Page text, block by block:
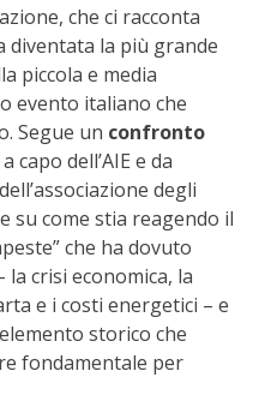
che ci racconta
diventata la più grande
piccola e media
evento italiano che
Segue un confronto
a capo dell’AIE e da
degli
su come stia reagendo il
che ha dovuto
crisi economica, la
e i costi energetici – e
storico che
fondamentale per